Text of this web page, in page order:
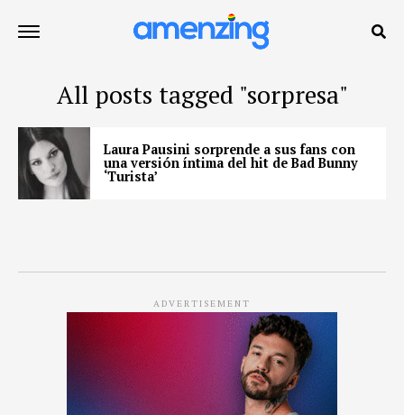
All posts tagged "sorpresa"
Laura Pausini sorprende a sus fans con
una versión íntima del hit de Bad Bunny
‘Turista’
ADVERTISEMENT